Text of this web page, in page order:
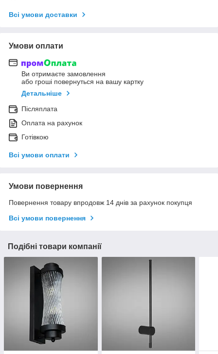
Всі умови доставки
Умови оплати
Ви отримаєте замовлення
або гроші повернуться на вашу картку
Детальніше
Післяплата
Оплата на рахунок
Готівкою
Всі умови оплати
Умови повернення
Повернення товару впродовж 14 днів за рахунок покупця
Всі умови повернення
Подібні товари компанії